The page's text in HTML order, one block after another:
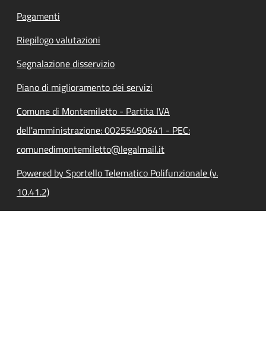
Pagamenti
Riepilogo valutazioni
Segnalazione disservizio
Piano di miglioramento dei servizi
Comune di Montemiletto - Partita IVA
dell'amministrazione: 00255490641 - PEC:
comunedimontemiletto@legalmail.it
Powered by Sportello Telematico Polifunzionale (v.
10.41.2)